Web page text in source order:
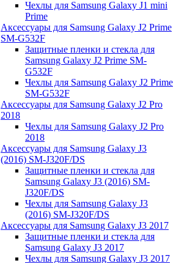
Чехлы для Samsung Galaxy J1 mini
Prime
Аксессуары для Samsung Galaxy J2 Prime
SM-G532F
Защитные пленки и стекла для
Samsung Galaxy J2 Prime SM-
G532F
Чехлы для Samsung Galaxy J2 Prime
SM-G532F
Аксессуары для Samsung Galaxy J2 Pro
2018
Чехлы для Samsung Galaxy J2 Pro
2018
Аксессуары для Samsung Galaxy J3
(2016) SM-J320F/DS
Защитные пленки и стекла для
Samsung Galaxy J3 (2016) SM-
J320F/DS
Чехлы для Samsung Galaxy J3
(2016) SM-J320F/DS
Аксессуары для Samsung Galaxy J3 2017
Защитные пленки и стекла для
Samsung Galaxy J3 2017
Чехлы для Samsung Galaxy J3 2017